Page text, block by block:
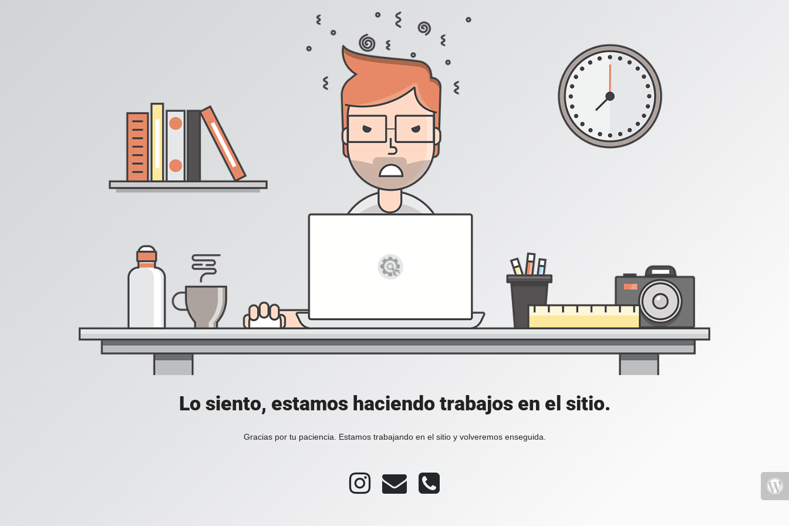
Lo siento, estamos haciendo trabajos en el sitio.
Gracias por tu paciencia. Estamos trabajando en el sitio y volveremos enseguida.